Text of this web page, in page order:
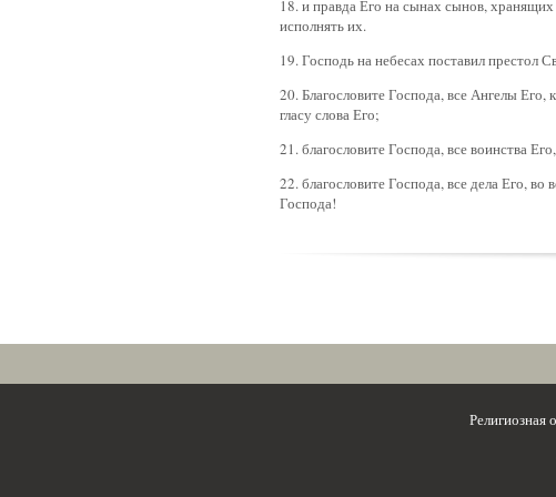
18. и правда Его на сынах сынов,
исполнять их.
19. Господь на небесах поставил престол
20. Благословите Господа, все Ангелы
гласу слова Его;
21. благословите Господа, все воинства
22. благословите Господа, все дела Его,
Господа!